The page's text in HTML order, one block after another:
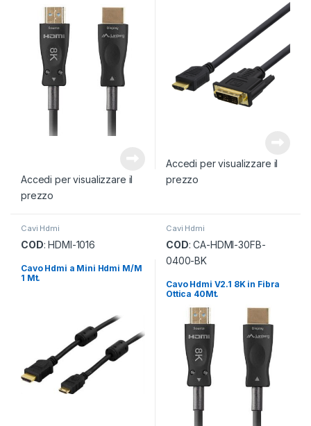
Accedi per visualizzare il
prezzo
Accedi per visualizzare il
prezzo
Cavi Hdmi
COD: HDMI-1016
Cavo Hdmi a Mini Hdmi M/M
1 Mt.
Cavi Hdmi
COD: CA-HDMI-30FB-
0400-BK
Cavo Hdmi V2.1 8K in Fibra
Ottica 40Mt.